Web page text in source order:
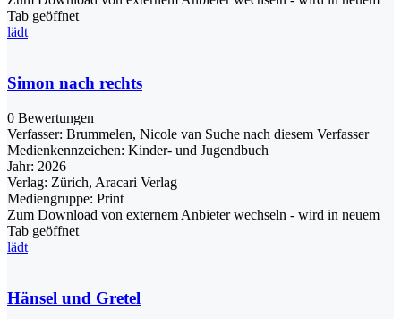
Tab geöffnet
lädt
Simon nach rechts
0 Bewertungen
Verfasser: Brummelen, Nicole van Suche nach diesem Verfasser
Medienkennzeichen: Kinder- und Jugendbuch
Jahr: 2026
Verlag: Zürich, Aracari Verlag
Mediengruppe: Print
Zum Download von externem Anbieter wechseln - wird in neuem
Tab geöffnet
lädt
Hänsel und Gretel